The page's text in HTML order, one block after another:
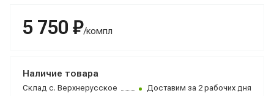
5 750 ₽/компл
Наличие товара
Склад с. Верхнерусское
Доставим за 2 рабочих дня